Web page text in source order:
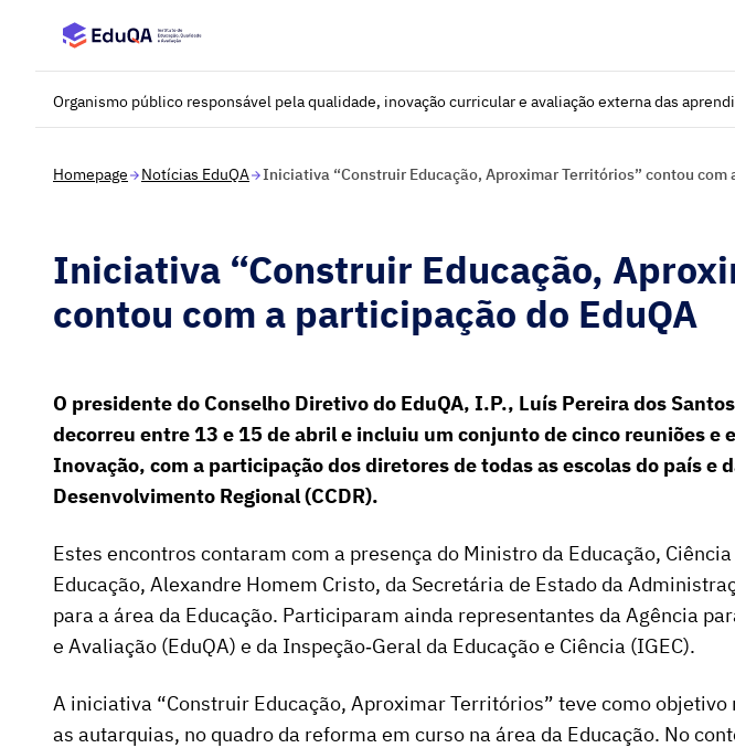
Organismo público responsável pela qualidade, inovação curricular e avaliação externa das
Homepage Notícias EduQA Iniciativa “Construir Educação, Aproximar Territórios” contou com
Iniciativa “Construir Educação,
contou com a participação do EduQA
O presidente do Conselho Diretivo do EduQA, I.P., Luís Pereira dos
decorreu entre 13 e 15 de abril e incluiu um conjunto de cinco reuniões
Inovação, com a participação dos diretores de todas as escolas do país
Desenvolvimento Regional (CCDR).
Estes encontros contaram com a presença do Ministro da Educação,
Educação, Alexandre Homem Cristo, da Secretária de Estado da
para a área da Educação. Participaram ainda representantes da Agência
e Avaliação (EduQA) e da Inspeção‑Geral da Educação e Ciência (IGEC).
A iniciativa “Construir Educação, Aproximar Territórios” teve como
as autarquias, no quadro da reforma em curso na área da Educação. No